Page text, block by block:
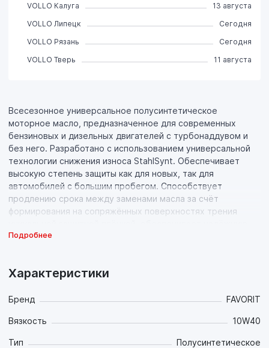
Всесезонное универсальное полусинтетическое
моторное масло, предназначенное для современных
бензиновых и дизельных двигателей с турбонаддувом и
без него. Разработано с использованием универсальной
технологии снижения износа StahlSynt. Обеспечивает
высокую степень защиты как для новых, так для
автомобилей с большим пробегом. Способствует
продлению срока между заменами масла за счёт
формирования на сопряжённых поверхностях трения
работу двигателя в условиях высоких нагрузок, скоростей
Подробнее
Характеристики
Бренд FAVORIT
Вязкость 10W40
Тип Полусинтетическое
VOLLO Калуга
13 августа
VOLLO Липецк
Сегодня
VOLLO Рязань
Сегодня
VOLLO Тверь
11 августа